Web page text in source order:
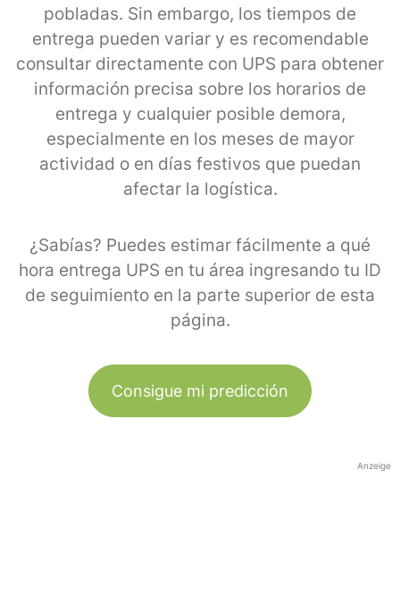
pobladas. Sin embargo, los tiempos de
entrega pueden variar y es recomendable
consultar directamente con UPS para obtener
información precisa sobre los horarios de
entrega y cualquier posible demora,
especialmente en los meses de mayor
actividad o en días festivos que puedan
afectar la logística.
¿Sabías? Puedes estimar fácilmente a qué
hora entrega UPS en tu área ingresando tu ID
de seguimiento en la parte superior de esta
página.
Consigue mi predicción
Anzeige